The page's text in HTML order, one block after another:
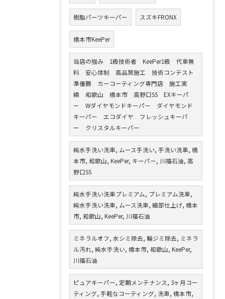
樹脂パーツキーパー スズキFRONX
橋本市KeePer
当店の強み 1級技術者 KeePer1級 代車無
料 安心体制 高品質施工 技術コンテスト
準優勝 カーコーティング専門店 施工実
績 和歌山 橋本市 高野口SS EXキーパ
ー Wダイヤモンドキーパー ダイヤモンド
キーパー エコダイヤ フレッシュキーパ
ー クリスタルキーパー
純水手洗い洗車, ムース手洗い, 手洗い洗車, 橋
本市, 和歌山, KeePer, キーパー, 川福石油, 高
野口SS
純水手洗い洗車プレミアム, プレミアム洗車,
純水手洗い洗車, ムース洗車, 細部仕上げ, 橋本
市, 和歌山, KeePer, 川福石油
ミネラルオフ, 水シミ除去, 輪ジミ除去, ミネラ
ル汚れ, 純水手洗い, 橋本市, 和歌山, KeePer,
川福石油
ピュアキーパー, 定期メンテナンス, 3ヶ月コー
ティング, 手軽なコーティング, 洗車, 橋本市,